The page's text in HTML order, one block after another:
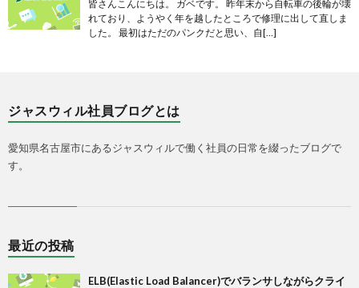
皆さんこんにちは。 ガベです。 昨年末から自転車の後輪が壊
れており、ようやく年を越したところで修理に出して直しま
した。 最初はただのパンクだと思い、自[…]
ジャスウィル社員ブログとは
愛知県名古屋市にあるジャスウィルで働く社員の日常を綴ったブログで
す。
最近の投稿
ELB(Elastic Load Balancer)でバランサしながらクライ